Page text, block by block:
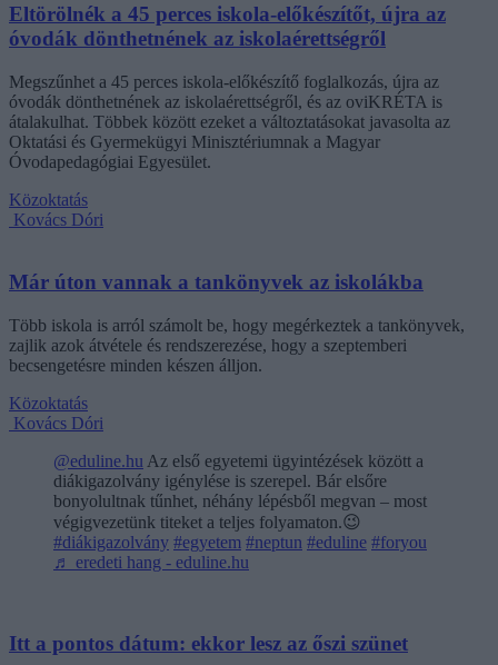
Eltörölnék a 45 perces iskola-előkészítőt, újra az
óvodák dönthetnének az iskolaérettségről
Megszűnhet a 45 perces iskola-előkészítő foglalkozás, újra az
óvodák dönthetnének az iskolaérettségről, és az oviKRÉTA is
átalakulhat. Többek között ezeket a változtatásokat javasolta az
Oktatási és Gyermekügyi Minisztériumnak a Magyar
Óvodapedagógiai Egyesület.
Közoktatás
Kovács Dóri
Már úton vannak a tankönyvek az iskolákba
Több iskola is arról számolt be, hogy megérkeztek a tankönyvek,
zajlik azok átvétele és rendszerezése, hogy a szeptemberi
becsengetésre minden készen álljon.
Közoktatás
Kovács Dóri
@eduline.hu Az első egyetemi ügyintézések között a
diákigazolvány igénylése is szerepel. Bár elsőre
bonyolultnak tűnhet, néhány lépésből megvan – most
végigvezetünk titeket a teljes folyamaton.😉
#diákigazolvány #egyetem #neptun #eduline #foryou
♬ eredeti hang - eduline.hu
Itt a pontos dátum: ekkor lesz az őszi szünet